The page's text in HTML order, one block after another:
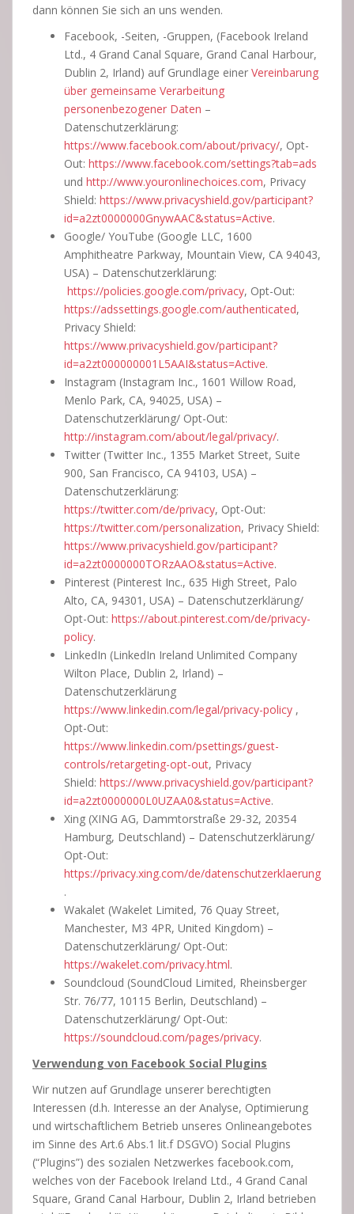
dann können Sie sich an uns wenden.
Facebook, -Seiten, -Gruppen, (Facebook Ireland
Ltd., 4 Grand Canal Square, Grand Canal Harbour,
Dublin 2, Irland) auf Grundlage einer Vereinbarung
über gemeinsame Verarbeitung
personenbezogener Daten –
Datenschutzerklärung:
https://www.facebook.com/about/privacy/, Opt-
Out: https://www.facebook.com/settings?tab=ads
und http://www.youronlinechoices.com, Privacy
Shield: https://www.privacyshield.gov/participant?
id=a2zt0000000GnywAAC&status=Active.
Google/ YouTube (Google LLC, 1600
Amphitheatre Parkway, Mountain View, CA 94043,
USA) – Datenschutzerklärung:
https://policies.google.com/privacy, Opt-Out:
https://adssettings.google.com/authenticated,
Privacy Shield:
https://www.privacyshield.gov/participant?
id=a2zt000000001L5AAI&status=Active.
Instagram (Instagram Inc., 1601 Willow Road,
Menlo Park, CA, 94025, USA) –
Datenschutzerklärung/ Opt-Out:
http://instagram.com/about/legal/privacy/.
Twitter (Twitter Inc., 1355 Market Street, Suite
900, San Francisco, CA 94103, USA) –
Datenschutzerklärung:
https://twitter.com/de/privacy, Opt-Out:
https://twitter.com/personalization, Privacy Shield:
https://www.privacyshield.gov/participant?
id=a2zt0000000TORzAAO&status=Active.
Pinterest (Pinterest Inc., 635 High Street, Palo
Alto, CA, 94301, USA) – Datenschutzerklärung/
Opt-Out: https://about.pinterest.com/de/privacy-
policy.
LinkedIn (LinkedIn Ireland Unlimited Company
Wilton Place, Dublin 2, Irland) –
Datenschutzerklärung
https://www.linkedin.com/legal/privacy-policy ,
Opt-Out:
https://www.linkedin.com/psettings/guest-
controls/retargeting-opt-out, Privacy
Shield: https://www.privacyshield.gov/participant?
id=a2zt0000000L0UZAA0&status=Active.
Xing (XING AG, Dammtorstraße 29-32, 20354
Hamburg, Deutschland) – Datenschutzerklärung/
Opt-Out:
https://privacy.xing.com/de/datenschutzerklaerung
.
Wakalet (Wakelet Limited, 76 Quay Street,
Manchester, M3 4PR, United Kingdom) –
Datenschutzerklärung/ Opt-Out:
https://wakelet.com/privacy.html.
Soundcloud (SoundCloud Limited, Rheinsberger
Str. 76/77, 10115 Berlin, Deutschland) –
Datenschutzerklärung/ Opt-Out:
https://soundcloud.com/pages/privacy.
Verwendung von Facebook Social Plugins
Wir nutzen auf Grundlage unserer berechtigten
Interessen (d.h. Interesse an der Analyse, Optimierung
und wirtschaftlichem Betrieb unseres Onlineangebotes
im Sinne des Art.6 Abs.1 lit.f DSGVO) Social Plugins
(“Plugins”) des sozialen Netzwerkes facebook.com,
welches von der Facebook Ireland Ltd., 4 Grand Canal
Square, Grand Canal Harbour, Dublin 2, Irland betrieben